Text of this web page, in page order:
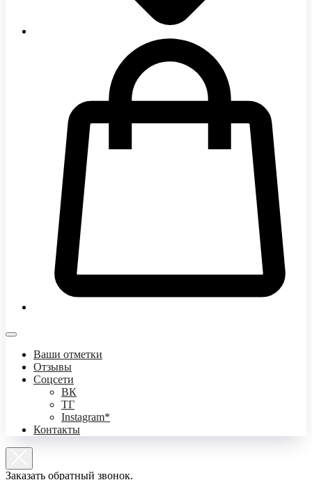
Ваши отметки
Отзывы
Соцсети
ВК
ТГ
Instagram*
Контакты
Заказать обратный звонок.